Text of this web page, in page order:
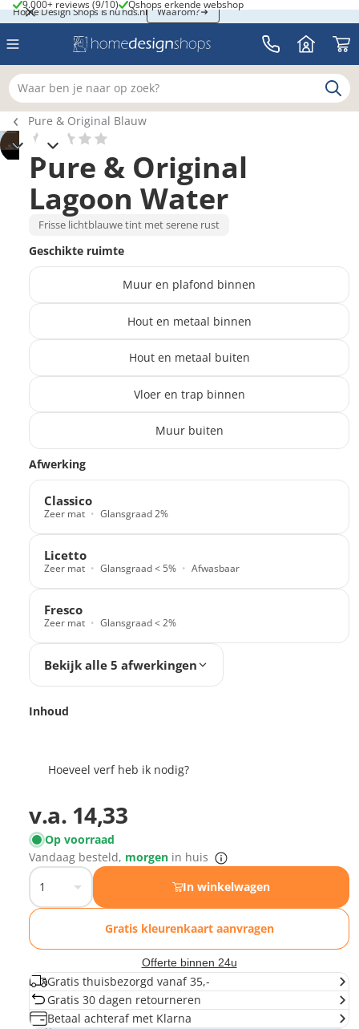
Home Design Shops is nu hds.nl
Home Design Shops is nu hds.nl Waarom?
9.000+ reviews (9/10)
9.000+ reviews (9/10) Qshops erkende webshop
Qshops erkende webshop
Waar ben je naar op zoek?
Breadcrumb navigatie
Pure & Original Blauw
Pure & Original
Lagoon Water
Frisse lichtblauwe tint met serene rust
Geschikte ruimte
Muur en plafond binnen
Hout en metaal binnen
Hout en metaal buiten
Vloer en trap binnen
Muur buiten
Translation missing: nl.products.paint_filter.description
Afwerking
Classico
Zeer mat Glansgraad 2%
Licetto
Zeer mat Glansgraad < 5% Afwasbaar
Fresco
Zeer mat Glansgraad < 2%
Bekijk alle 5 afwerkingen
Inhoud
Hoeveel verf heb ik nodig?
v.a. 14,33
Op voorraad
Vandaag besteld, morgen in huis
In winkelwagen
Gratis kleurenkaart aanvragen
Offerte binnen 24u
Gratis thuisbezorgd vanaf 35,-
Gratis 30 dagen retourneren
Betaal achteraf met Klarna